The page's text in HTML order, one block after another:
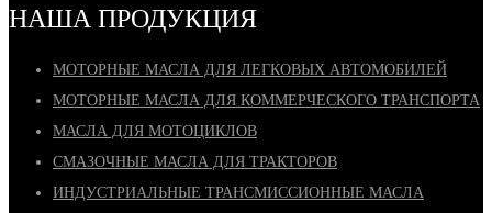
НАША ПРОДУКЦИЯ
МОТОРНЫЕ МАСЛА ДЛЯ ЛЕГКОВЫХ АВТОМОБИЛЕЙ
МОТОРНЫЕ МАСЛА ДЛЯ КОММЕРЧЕСКОГО ТРАНСПОРТА
МАСЛА ДЛЯ МОТОЦИКЛОВ
СМАЗОЧНЫЕ МАСЛА ДЛЯ ТРАКТОРОВ
ИНДУСТРИАЛЬНЫЕ ТРАНСМИССИОННЫЕ МАСЛА